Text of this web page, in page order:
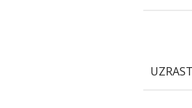
UZRAST